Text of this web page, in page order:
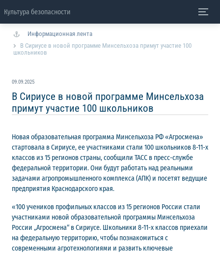
Культура безопасности
Информационная лента
В Сириусе в новой программе Минсельхоза примут участие 100
школьников
09.09.2025
В Сириусе в новой программе Минсельхоза
примут участие 100 школьников
Новая образовательная программа Минсельхоза РФ «Агросмена»
стартовала в Сириусе, ее участниками стали 100 школьников 8-11-х
классов из 15 регионов страны, сообщили ТАСС в пресс-службе
федеральной территории. Они будут работать над реальными
задачами агропромышленного комплекса (АПК) и посетят ведущие
предприятия Краснодарского края.
«100 учеников профильных классов из 15 регионов России стали
участниками новой образовательной программы Минсельхоза
России „Агросмена“ в Сириусе. Школьники 8-11-х классов приехали
на федеральную территорию, чтобы познакомиться с
современными агротехнологиями и развить ключевые